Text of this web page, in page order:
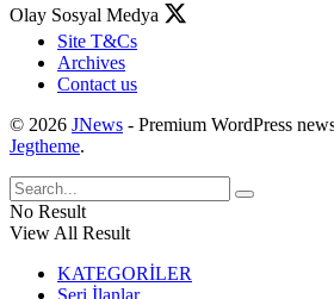
Olay Sosyal Medya
Site T&Cs
Archives
Contact us
© 2026 JNews - Premium WordPress
Jegtheme.
No Result
View All Result
KATEGORİLER